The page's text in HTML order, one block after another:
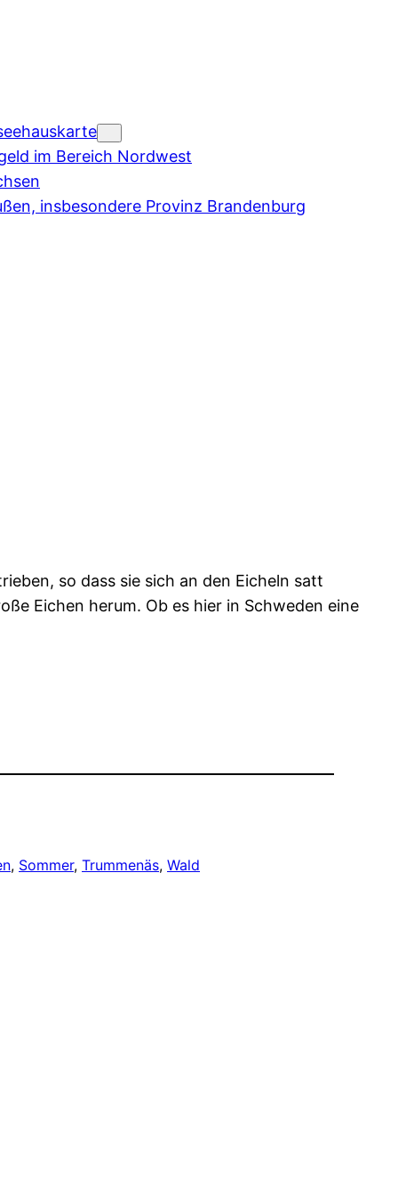
im Bereich Nordwest
insbesondere Provinz Brandenburg
so dass sie sich an den Eicheln satt
Eichen herum. Ob es hier in Schweden eine
, Sommer, Trummenäs, Wald